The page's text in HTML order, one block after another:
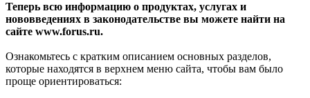
Теперь всю информацию о продуктах, услугах и
нововведениях в законодательстве вы можете найти на
сайте www.forus.ru.
Ознакомьтесь с кратким описанием основных разделов,
которые находятся в верхнем меню сайта, чтобы вам было
проще ориентироваться: